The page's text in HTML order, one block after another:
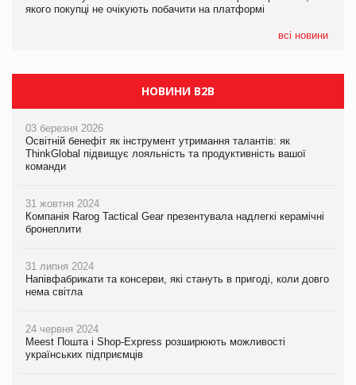
якого покупці не очікують побачити на платформі
всі новини
Мережа супермаркетів VARUS купує мережу магазинів
НОВИНИ B2B
03 березня 2026
Освітній бенефіт як інструмент утримання талантів: як
ThinkGlobal підвищує лояльність та продуктивність вашої
команди
31 жовтня 2024
Компанія Rarog Tactical Gear презентувала надлегкі керамічні
бронеплити
31 липня 2024
Напівфабрикати та консерви, які стануть в пригоді, коли довго
нема світла
24 червня 2024
Meest Пошта і Shop-Express розширюють можливості
українських підприємців